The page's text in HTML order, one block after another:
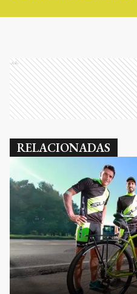
Ads
RELACIONADAS